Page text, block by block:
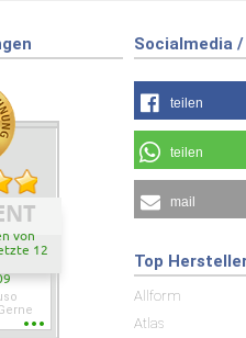
von
12
Socialmedia
teilen
teilen
mail
Top
Allform
Atlas